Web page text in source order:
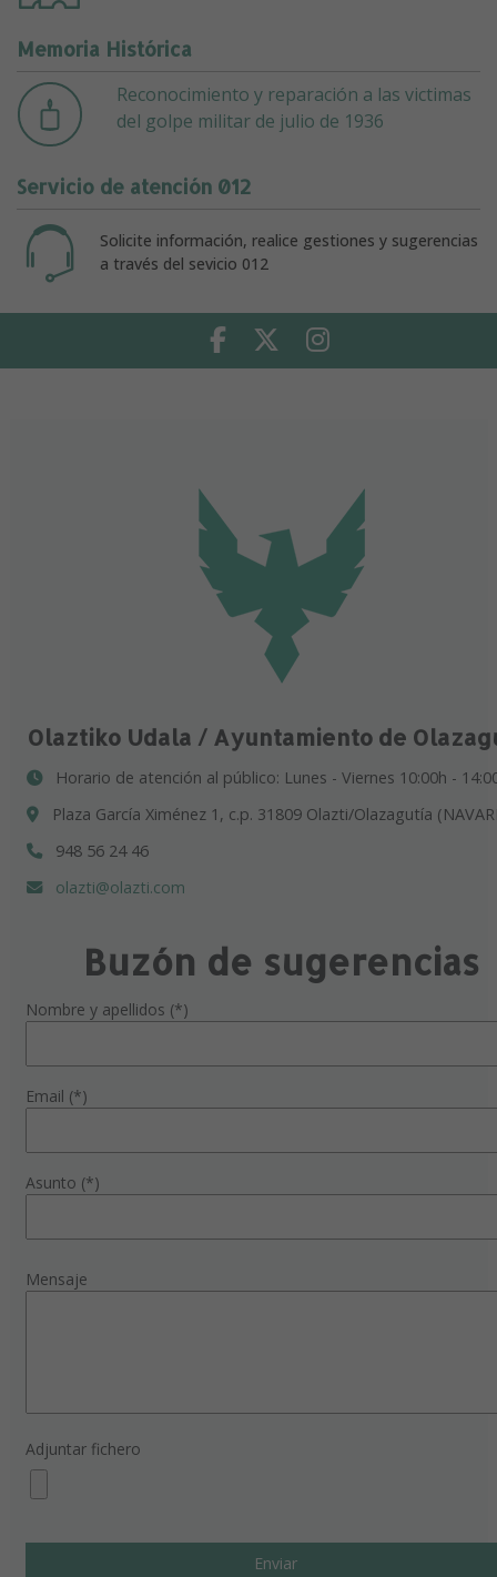
Memoria Histórica
Reconocimiento y reparación a las victimas
del golpe militar de julio de 1936
Servicio de atención 012
Solicite información, realice gestiones y sugerencias
a través del sevicio 012
Facebook Twitter Instagram
Olaztiko Udala / Ayuntamiento de
Horario de atención al público: Lunes - Viernes 10:00h -
Plaza García Ximénez 1, c.p. 31809 Olazti/Olazagutía
948 56 24 46
olazti@olazti.com
Buzón de sugerencias
Nombre y apellidos (*)
Email (*)
Asunto (*)
Mensaje
Adjuntar fichero